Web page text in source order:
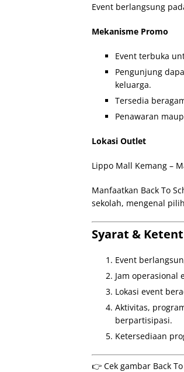
Event berlangsung
Mekanisme Promo
Event terbuka
Pengunjung
keluarga.
Tersedia
Penawaran
Lokasi Outlet
Lippo Mall Kemang –
Manfaatkan Back To
sekolah, mengenal
Syarat &
Event
Jam operasional
Lokasi event
Aktivitas,
berpartisipasi.
Ketersediaan
👉 Cek gambar Back